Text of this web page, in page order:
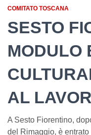
COMITATO TOSCANA
SESTO
MODULO
AL
A Sesto Fiorentino,
del Rimaggio, è